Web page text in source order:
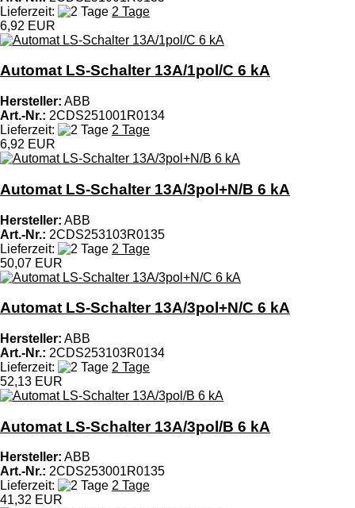
Lieferzeit:
2 Tage
6,92 EUR
Automat LS-Schalter 13A/1pol/C 6 kA
Hersteller: ABB
Art.-Nr.: 2CDS251001R0134
Lieferzeit:
2 Tage
6,92 EUR
Automat LS-Schalter 13A/3pol+N/B 6 kA
Hersteller: ABB
Art.-Nr.: 2CDS253103R0135
Lieferzeit:
2 Tage
50,07 EUR
Automat LS-Schalter 13A/3pol+N/C 6 kA
Hersteller: ABB
Art.-Nr.: 2CDS253103R0134
Lieferzeit:
2 Tage
52,13 EUR
Automat LS-Schalter 13A/3pol/B 6 kA
Hersteller: ABB
Art.-Nr.: 2CDS253001R0135
Lieferzeit:
2 Tage
41,32 EUR